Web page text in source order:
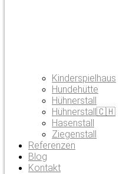
Kinderspielhaus
Hundehütte
Hühnerstall
Hühnerstall🇨🇭
Hasenstall
Ziegenstall
Referenzen
Blog
Kontakt